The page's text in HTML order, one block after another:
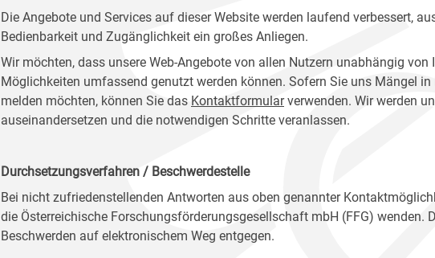
Die Angebote und Services auf dieser Website werden laufend verbessert,
Bedienbarkeit und Zugänglichkeit ein großes Anliegen.
Wir möchten, dass unsere Web-Angebote von allen Nutzern unabhängig
Möglichkeiten umfassend genutzt werden können. Sofern Sie uns Mängel
melden möchten, können Sie das Kontaktformularverwenden. Wir werden
auseinandersetzen und die notwendigen Schritte veranlassen.
Durchsetzungsverfahren / Beschwerdestelle
Bei nicht zufriedenstellenden Antworten aus oben genannter
die Österreichische Forschungsförderungsgesellschaft mbH (FFG) wenden.
Beschwerden auf elektronischem Weg entgegen.